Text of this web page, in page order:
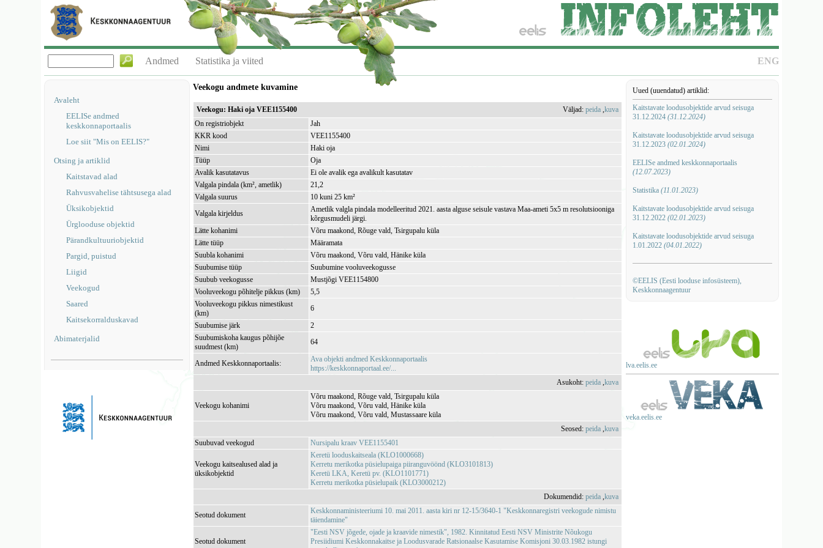
ENG
Andmed Statistika ja viited
Avaleht
EELISe andmed
keskkonnaportaalis
Loe siit "Mis on EELIS?"
Otsing ja artiklid
Kaitstavad alad
Rahvusvahelise tähtsusega alad
Üksikobjektid
Ürglooduse objektid
Pärandkultuuriobjektid
Pargid, puistud
Liigid
Veekogud
Saared
Kaitsekorralduskavad
Abimaterjalid
Uued (uuendatud) artiklid:
Kaitstavate loodusobjektide arvud seisuga
31.12.2024 (31.12.2024)
Kaitstavate loodusobjektide arvud seisuga
31.12.2023 (02.01.2024)
EELISe andmed keskkonnaportaalis
(12.07.2023)
Statistika (11.01.2023)
Kaitstavate loodusobjektide arvud seisuga
31.12.2022 (02.01.2023)
Kaitstavate loodusobjektide arvud seisuga
1.01.2022 (04.01.2022)
©EELIS (Eesti looduse infosüsteem),
Keskkonnaagentuur
lva.eelis.ee
veka.eelis.ee
Veekogu andmete kuvamine
Veekogu: Haki oja VEE1155400 Väljad:peida ,kuva
On registriobjekt
Jah
KKR kood
VEE1155400
Nimi
Haki oja
Tüüp
Oja
Avalik kasutatavus
Ei ole avalik ega avalikult kasutatav
Valgala pindala (km², ametlik)
21,2
Valgala suurus
10 kuni 25 km²
Valgala kirjeldus
Ametlik valgla pindala modelleeritud 2021. aasta alguse seisule vastava Maa-ameti 5x5 m resolutsiooniga
kõrgusmudeli järgi.
Lätte kohanimi
Võru maakond, Rõuge vald, Tsirgupalu küla
Lätte tüüp
Määramata
Suubla kohanimi
Võru maakond, Võru vald, Hänike küla
Suubumise tüüp
Suubumine vooluveekogusse
Suubub veekogusse
Mustjõgi VEE1154800
Vooluveekogu põhitelje pikkus (km)
5,5
Vooluveekogu pikkus nimestikust
(km)
6
Suubumise järk
2
Suubumiskoha kaugus põhijõe
suudmest (km)
64
Andmed Keskkonnaportaalis:
Ava objekti andmed Keskkonnaportaalis
https://keskkonnaportaal.ee/...
Asukoht:peida ,kuva
Veekogu kohanimi
Võru maakond, Rõuge vald, Tsirgupalu küla
Võru maakond, Võru vald, Hänike küla
Võru maakond, Võru vald, Mustassaare küla
Seosed:peida ,kuva
Suubuvad veekogud
Nursipalu kraav VEE1155401
Veekogu kaitsealused alad ja
üksikobjektid
Keretü looduskaitseala (KLO1000668)
Kerretu merikotka püsielupaiga piiranguvöönd (KLO3101813)
Keretü LKA, Keretü pv. (KLO1101771)
Kerretu merikotka püsielupaik (KLO3000212)
Dokumendid:peida ,kuva
Seotud dokument
Keskkonnaministeeriumi 10. mai 2011. aasta kiri nr 12-15/3640-1 "Keskkonnaregistri veekogude nimistu
täiendamine"
Seotud dokument
"Eesti NSV jõgede, ojade ja kraavide nimestik", 1982. Kinnitatud Eesti NSV Ministrite Nõukogu
Presiidiumi Keskkonnakaitse ja Loodusvarade Ratsionaalse Kasutamise Komisjoni 30.03.1982 istungi